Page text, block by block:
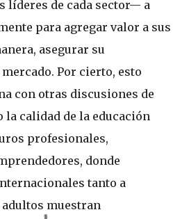
líderes de cada sector— a
para agregar valor a sus
asegurar su
Por cierto, esto
con otras discusiones de
calidad de la educación
profesionales,
donde
tanto a
muestran